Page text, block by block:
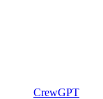
CrewGPT